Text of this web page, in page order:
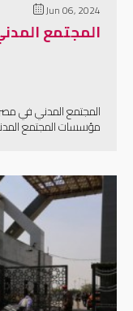
Jun 06, 2024
المجتمع
المجتمع المدني في
مؤسسات المجتمع